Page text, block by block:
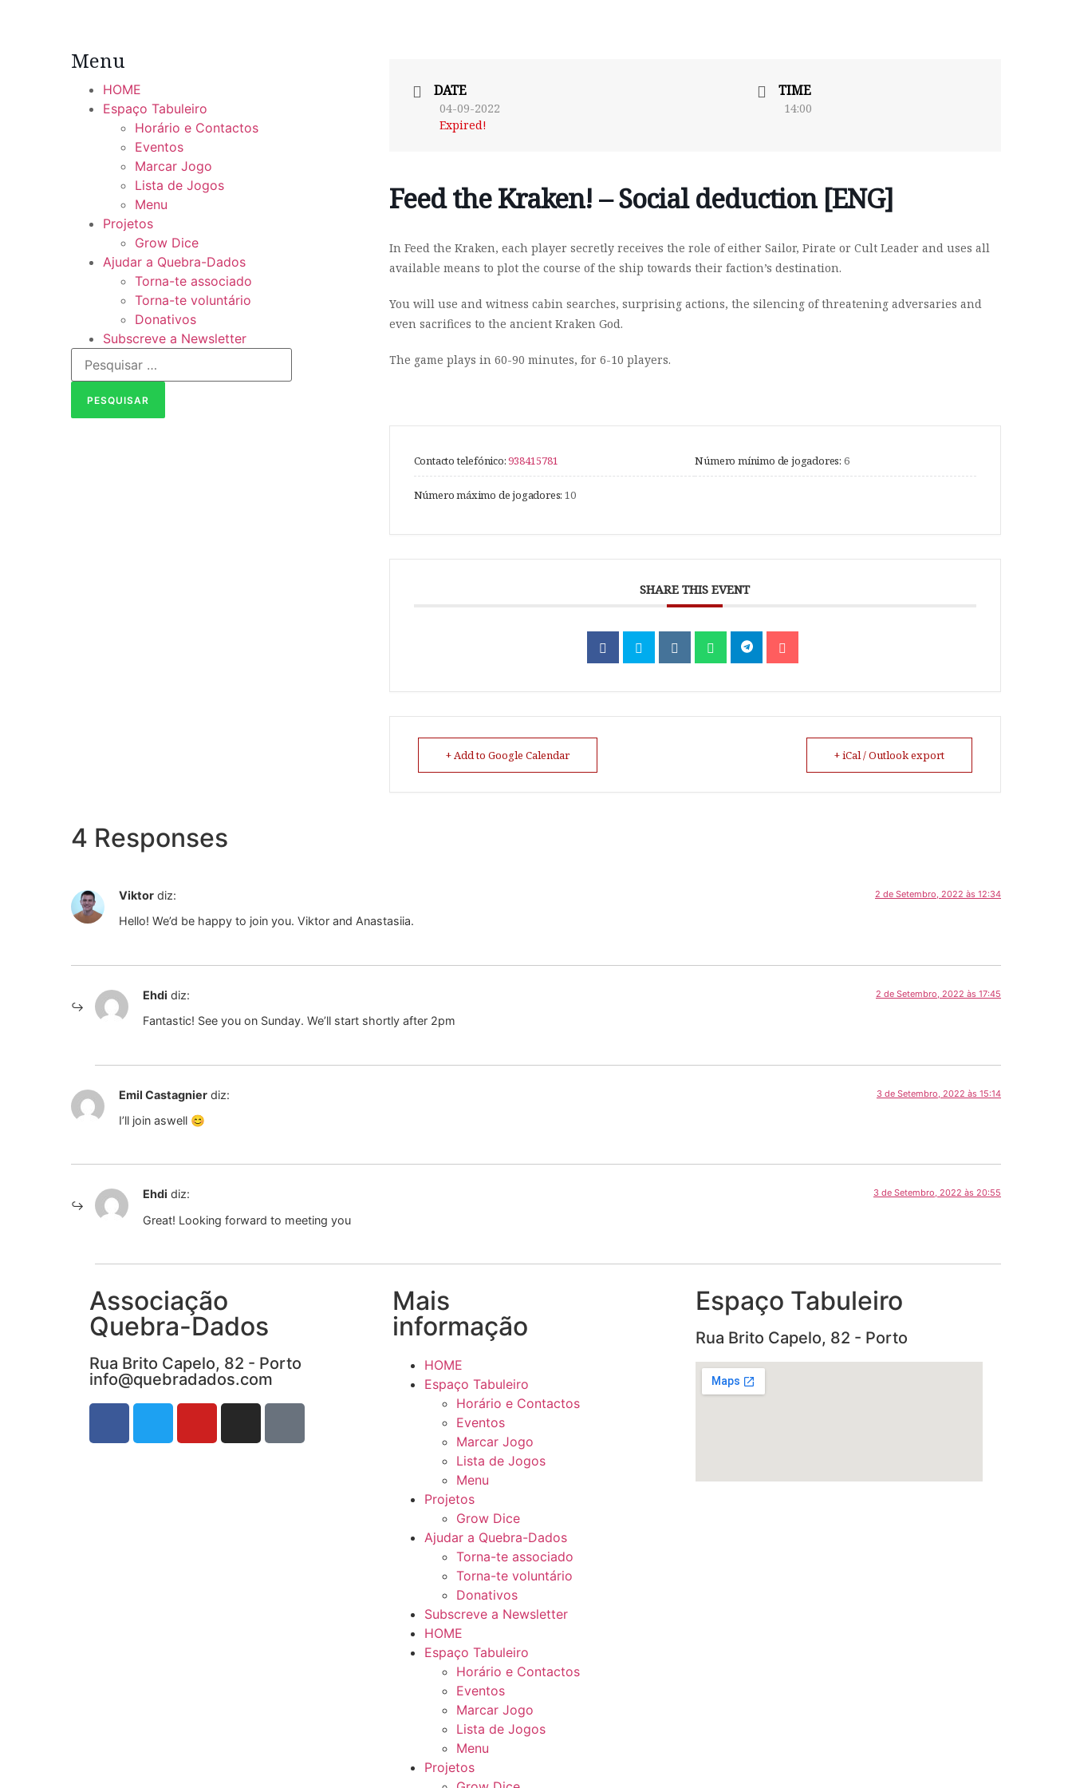
Menu
HOME
Espaço Tabuleiro
Horário e Contactos
Eventos
Marcar Jogo
Lista de Jogos
Menu
Projetos
Grow Dice
Ajudar a Quebra-Dados
Torna-te associado
Torna-te voluntário
Donativos
Subscreve a Newsletter
DATE
04-09-2022
Expired!
TIME
14:00
Feed the Kraken! – Social deduction [ENG]
In Feed the Kraken, each player secretly receives the role of either Sailor, Pirate or Cult Leader and uses all
available means to plot the course of the ship towards their faction’s destination.
You will use and witness cabin searches, surprising actions, the silencing of threatening adversaries and
even sacrifices to the ancient Kraken God.
The game plays in 60-90 minutes, for 6-10 players.
Contacto telefónico:938415781 Número mínimo de jogadores: 6
Número máximo de jogadores:10
SHARE THIS EVENT
+ Add to Google Calendar + iCal / Outlook export
4 Responses
Viktor diz: 2 de Setembro, 2022 às 12:34
Hello! We’d be happy to join you. Viktor and Anastasiia.
Ehdi diz: 2 de Setembro, 2022 às 17:45
Fantastic! See you on Sunday. We’ll start shortly after 2pm
Emil Castagnier diz: 3 de Setembro, 2022 às 15:14
I’ll join aswell 😊
Ehdi diz: 3 de Setembro, 2022 às 20:55
Great! Looking forward to meeting you
Associação
Quebra-Dados
Rua Brito Capelo, 82 - Porto
info@quebradados.com
Mais
informação
HOME
Espaço Tabuleiro
Horário e Contactos
Eventos
Marcar Jogo
Lista de Jogos
Menu
Projetos
Grow Dice
Ajudar a Quebra-Dados
Torna-te associado
Torna-te voluntário
Donativos
Subscreve a Newsletter
HOME
Espaço Tabuleiro
Horário e Contactos
Eventos
Marcar Jogo
Lista de Jogos
Menu
Projetos
Espaço Tabuleiro
Rua Brito Capelo, 82 - Porto